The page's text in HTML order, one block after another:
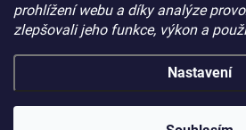
prohlížení webu a díky analýze
zlepšovali jeho funkce, výkon a
Nastavení
Copyright 20261Pohony.cz. Všechna práva
cookies